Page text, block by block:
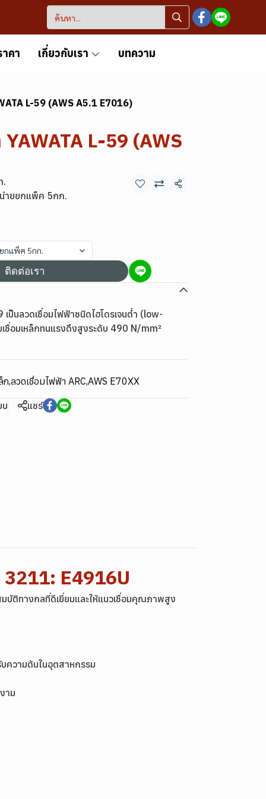
คา เกี่ยวกับเรา บทความ
L-59 (AWS A5.1 E7016)
L-59 (AWS
ายยกแพ็ค 5กก.
แชร์
กแพ็ค 5กก.
ติดต่อเรา
ป็นลวดเชื่อมไฟฟ้าชนิดไฮโดรเจนต่ำ (low-
ชื่อมเหล็กทนแรงดึงสูงระดับ 490 N/mm²
ก,ลวดเชื่อมไฟฟ้า ARC,AWS E70XX
บ แชร์
E4916U
บัติทางกลที่ดีเยี่ยมและให้แนวเชื่อมคุณภาพสูง
ความดันในอุตสาหกรรม
าม